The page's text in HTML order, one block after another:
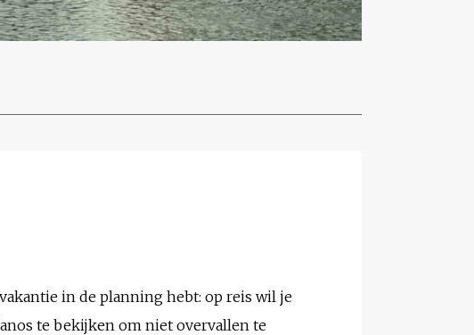
in de planning hebt: op reis wil je
te bekijken om niet overvallen te